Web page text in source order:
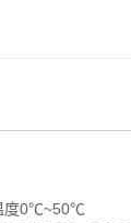
度0℃~50℃